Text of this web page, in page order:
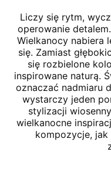
Liczy się rytm,
operowanie
Wielkanocy nabiera
się. Zamiast
się rozbielone
inspirowane naturą.
oznaczać nadmiaru
wystarczy jeden
stylizacji
wielkanocne
kompozycje,